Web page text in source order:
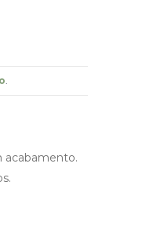
.
acabamento.